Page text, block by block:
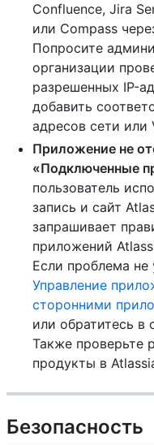
Confluence, Jira
или Compass
Попросите
организации
разрешенных IP-
добавить
адресов сети или
Приложение не
«Подключенные
пользователь
запись и сайт
запрашивает
приложений
Если проблема не
Управление
сторонними
или обратитесь в
Также проверьте
продукты в
Безопасность